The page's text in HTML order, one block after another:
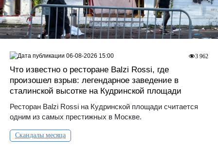
Что известно о ресторане Balzi Rossi, где
произошел взрыв: легендарное заведение в
сталинской высотке на Кудринской площади
Ресторан Balzi Rossi на Кудринской площади считается
одним из самых престижных в Москве.
Скандалы месяца
3 962
06-08-2026 15:00